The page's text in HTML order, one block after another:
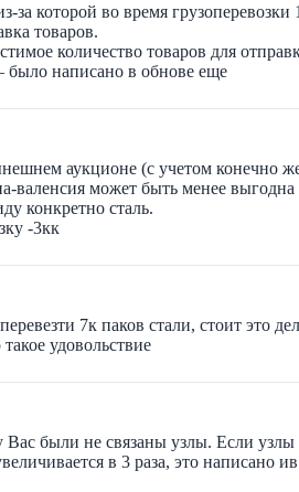
за которой во время
товаров.
количество товаров для
было написано в обнове еще
аукционе (с учетом конечно
валенсия может быть менее
конкретно сталь.
-3кк
7к паков стали, стоит это
удовольствие
были не связаны узлы. Если узлы
в 3 раза, это написано